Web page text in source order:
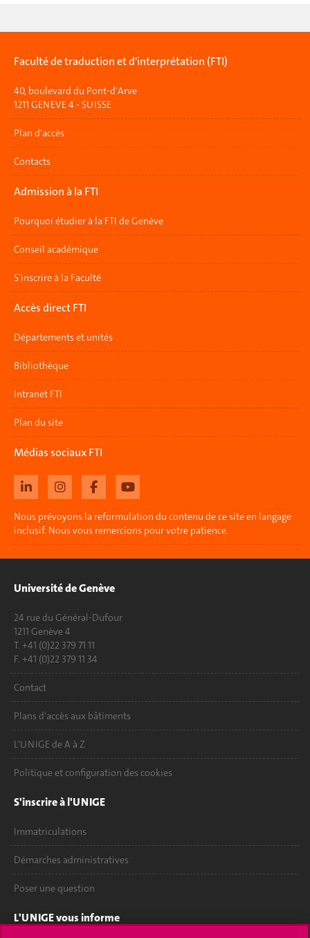
Faculté de traduction et d'interprétation (FTI)
40, boulevard du Pont-d'Arve
1211 GENEVE 4 - SUISSE
Plan d'accès
Contacts
Admission à la FTI
Pourquoi étudier à la FTI de Genève
Conseil académique
S'inscrire à la Faculté
Accès direct FTI
Départements et unités
Bibliothèque
Intranet FTI
Plan du site
Médias sociaux FTI
Nous prévoyons la reformulation du contenu de ce site en langage
inclusif. Nous vous remercions pour votre patience.
Université de Genève
24 rue du Général-Dufour
1211 Genève 4
T. +41 (0)22 379 71 11
F. +41 (0)22 379 11 34
Contact
Plans d'accès aux bâtiments
L'UNIGE de A à Z
Politique et configuration des cookies
S'inscrire à l'UNIGE
Immatriculations
Démarches administratives
Poser une question
L'UNIGE vous informe